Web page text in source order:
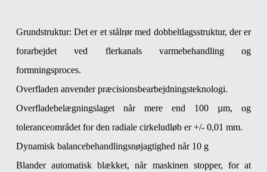
Grundstruktur: Det er et stålrør med dobbeltlagsstruktur, der er
forarbejdet ved flerkanals varmebehandling og
formningsproces.
Overfladen anvender præcisionsbearbejdningsteknologi.
Overfladebelægningslaget når mere end 100 µm, og
toleranceområdet for den radiale cirkeludløb er +/- 0,01 mm.
Dynamisk balancebehandlingsnøjagtighed når 10 g
Blander automatisk blækket, når maskinen stopper, for at